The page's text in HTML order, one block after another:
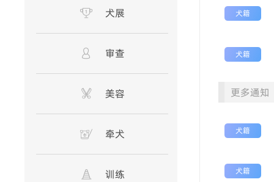
犬展
审查
美容
牵犬
训练
犬籍
犬籍
更多通知
犬籍
犬籍